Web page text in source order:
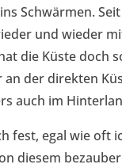
Schwärmen.
und wieder
die Küste doch
an der direkten
auch im
fest, egal wie oft
diesem